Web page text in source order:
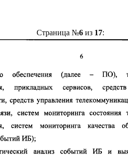
Страница №6из 17: